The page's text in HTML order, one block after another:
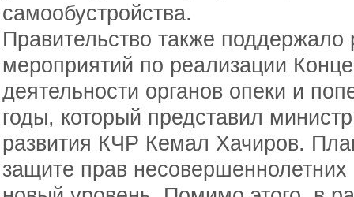
самообустройства.
Правительство также
мероприятий по реализации
деятельности органов опеки и
годы, который представил
развития КЧР Кемал Хачиров.
защите прав несовершеннолетних